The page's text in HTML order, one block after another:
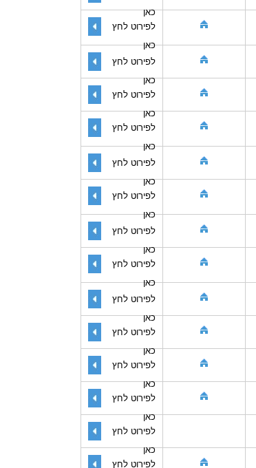
כאן
לפירוט לחץ
כאן
לפירוט לחץ
כאן
לפירוט לחץ
כאן
לפירוט לחץ
כאן
לפירוט לחץ
כאן
לפירוט לחץ
כאן
לפירוט לחץ
כאן
לפירוט לחץ
כאן
לפירוט לחץ
כאן
לפירוט לחץ
כאן
לפירוט לחץ
כאן
לפירוט לחץ
כאן
לפירוט לחץ
כאן
לפירוט לחץ